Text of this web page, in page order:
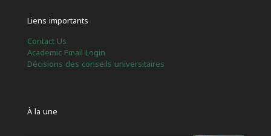
Liens importants
Contact Us
Academic Email Login
Décisions des conseils universitaires
À la une